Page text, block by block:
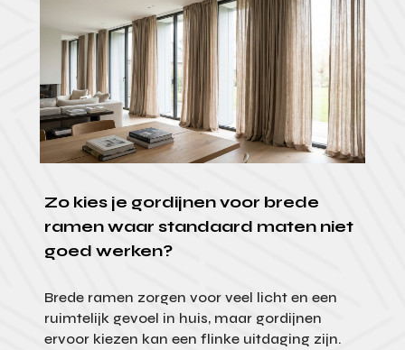
Zo kies je gordijnen voor brede
ramen waar standaard maten niet
goed werken?
Brede ramen zorgen voor veel licht en een
ruimtelijk gevoel in huis, maar gordijnen
ervoor kiezen kan een flinke uitdaging zijn.